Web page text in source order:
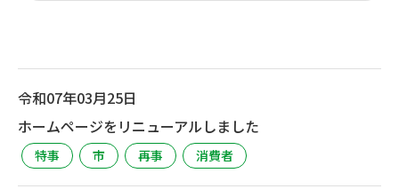
令和07年03月25日
ホームページをリニューアルしました
特事 市 再事 消費者